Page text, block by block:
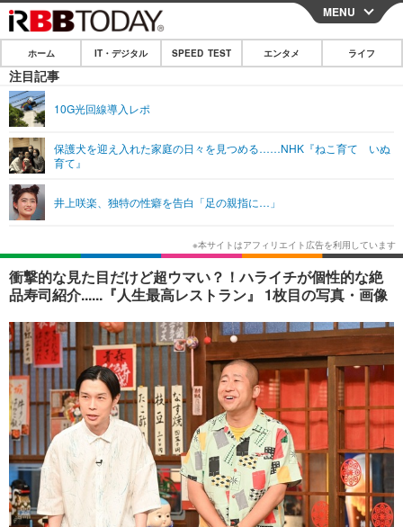
CLOSE
ホーム
IT・デジタル
ショッピング
SPEED TEST
エンタメ
エンタメTOP 映画・ドラマ
韓国・芸能
音楽 スポーツ
ショッピング その他
ライフ
ライフTOP グルメ
ペット ショッピング
その他
リリース一覧
プッシュ通知の停止方法
MENU
ホーム IT・デジタル SPEED TEST エンタメ ライフ
注目記事
10G光回線導入レポ
保護犬を迎え入れた家庭の日々を見つめる……NHK『ねこ育て いぬ
育て』
井上咲楽、独特の性癖を告白「足の親指に…」
衝撃的な見た目だけど超ウマい？！ハライチが個性的な絶
品寿司紹介......『人生最高レストラン』 1枚目の写真・画像